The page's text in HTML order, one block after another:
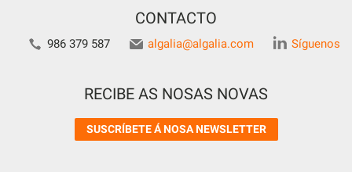
CONTACTO
986 379 587 algalia@algalia.com Síguenos
RECIBE AS NOSAS NOVAS
SUSCRÍBETE Á NOSA NEWSLETTER